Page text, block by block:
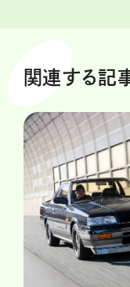
関連する記